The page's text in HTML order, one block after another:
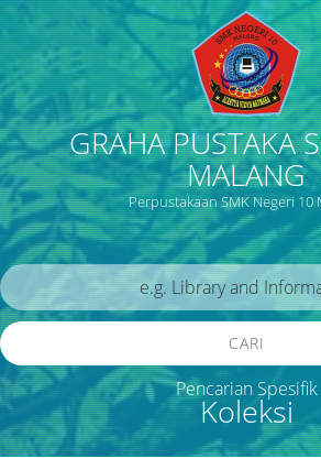
GRAHA PUSTAKA
MALANG
Perpustakaan SMK Negeri 10
Koleksi
CARI
Pencarian Spesifik